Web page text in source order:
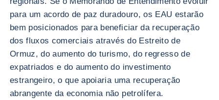
para um acordo de paz duradouro, os EAU estarão
bem posicionados para beneficiar da recuperação
dos fluxos comerciais através do Estreito de
Ormuz, do aumento do turismo, do regresso de
expatriados e do aumento do investimento
estrangeiro, o que apoiaria uma recuperação
abrangente da economia não petrolífera.